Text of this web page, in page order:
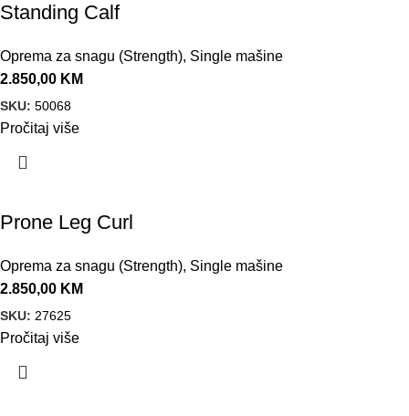
Standing Calf
Oprema za snagu (Strength), Single mašine
2.850,00 KM
SKU: 50068
Pročitaj više
Prone Leg Curl
Oprema za snagu (Strength), Single mašine
2.850,00 KM
SKU: 27625
Pročitaj više